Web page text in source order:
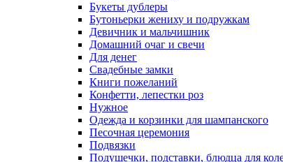
Букеты дублеры
Бутоньерки жениху и подружкам
Девичник и мальчишник
Домашний очаг и свечи
Для денег
Свадебные замки
Книги пожеланий
Конфетти, лепестки роз
Нужное
Одежда и корзинки для шампанского
Песочная церемония
Подвязки
Подушечки, подставки, блюдца для